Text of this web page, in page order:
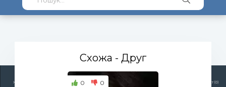
Жанри Топ 100 Плейлист (0)
Схожа - Друг
0 0